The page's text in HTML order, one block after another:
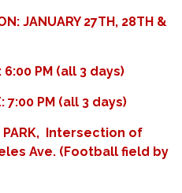
JANUARY 27TH, 28TH &
6:00 PM (all 3 days)
7:00 PM (all 3 days)
PARK, Intersection of
Ave. (Football field by